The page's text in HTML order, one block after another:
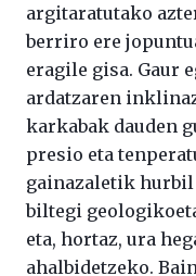
argitaratutako
berriro ere
eragile gisa. Gaur
ardatzaren
karkabak dauden
presio eta
gainazaletik hurbil
biltegi
eta, hortaz, ura
ahalbidetzeko. B